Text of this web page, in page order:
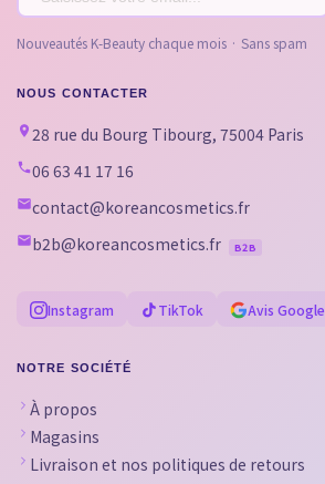
Nouveautés K-Beauty chaque mois · Sans spam
NOUS CONTACTER
28 rue du Bourg Tibourg, 75004 Paris
06 63 41 17 16
contact@koreancosmetics.fr
b2b@koreancosmetics.fr
B2B
Instagram TikTok Avis Google
NOTRE SOCIÉTÉ
À propos
Magasins
Livraison et nos politiques de retours